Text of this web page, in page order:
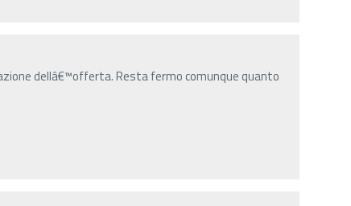
dellâ€™offerta. Resta fermo comunque quanto